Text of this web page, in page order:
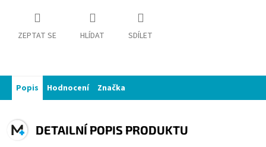
ZEPTAT SE HLÍDAT SDÍLET
Popis Hodnocení Značka
DETAILNÍ POPIS PRODUKTU